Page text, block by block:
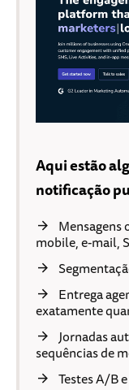
Aqui estão
notificação
Mensagens
mobile, e-mail,
Entrega
exatamente
Jornadas
sequências de
Testes A/B